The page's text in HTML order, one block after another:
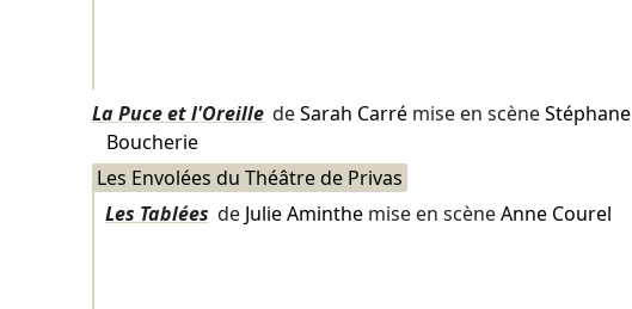
La Puce et l'Oreille deSarah Carrémise en scèneStéphane
Boucherie
Les Envolées du Théâtre de Privas
Les Tablées de Julie Aminthemise en scèneAnne Courel